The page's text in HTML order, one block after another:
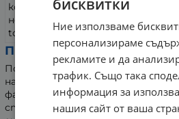
кора Котешки
нокът (Uncaria
tomentosa)
1800 mg - за 3
600 mg - за 1
Предназначение:
Подпомага имунната система,
намаляване ефекта на различни
фактори, за подпомагане на
структури, за повишаване
бисквитки
Ние използваме
персонализираме
рекламите и да
трафик. Също така
информация за
нашия сайт от ваша